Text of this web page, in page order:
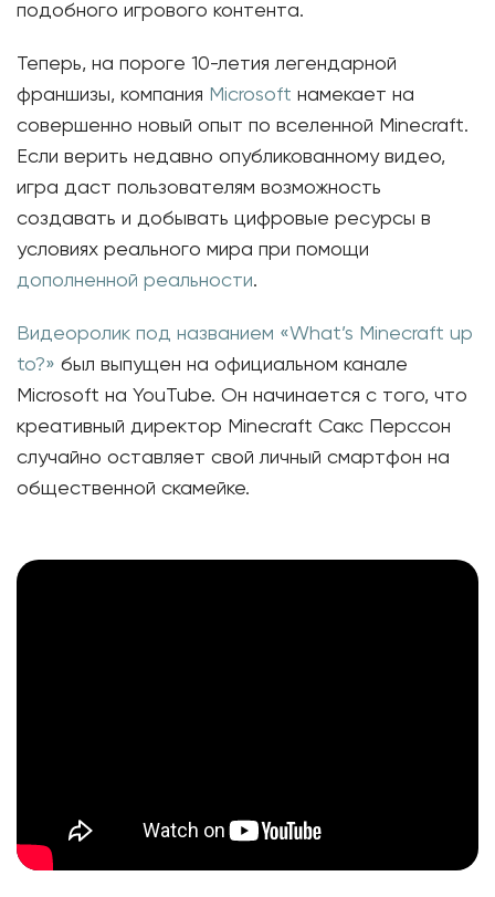
подобного игрового контента.
Теперь, на пороге 10-летия легендарной
франшизы, компания Microsoft намекает на
совершенно новый опыт по вселенной Minecraft.
Если верить недавно опубликованному видео,
игра даст пользователям возможность
создавать и добывать цифровые ресурсы в
условиях реального мира при помощи
дополненной реальности.
Видеоролик под названием «What’s Minecraft up
to?» был выпущен на официальном канале
Microsoft на YouTube. Он начинается с того, что
креативный директор Minecraft Сакс Перссон
случайно оставляет свой личный смартфон на
общественной скамейке.